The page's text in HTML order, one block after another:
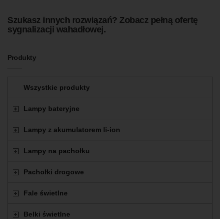
Szukasz innych rozwiązań? Zobacz pełną ofertę
sygnalizacji wahadłowej.
Produkty
Wszystkie produkty
Lampy bateryjne
Lampy z akumulatorem li-ion
Lampy na pachołku
Pachołki drogowe
Fale świetlne
Belki świetlne